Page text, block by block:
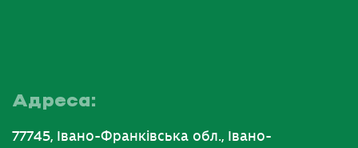
Адреса:
77745, Івано-Франківська обл., Івано-